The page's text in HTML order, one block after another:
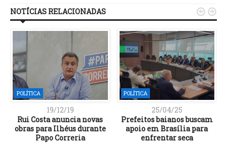
NOTÍCIAS RELACIONADAS
POLÍTICA
19/12/19
Rui Costa anuncia novas
obras para Ilhéus durante
Papo Correria
POLÍTICA
25/04/25
Prefeitos baianos buscam
apoio em Brasília para
enfrentar seca
 